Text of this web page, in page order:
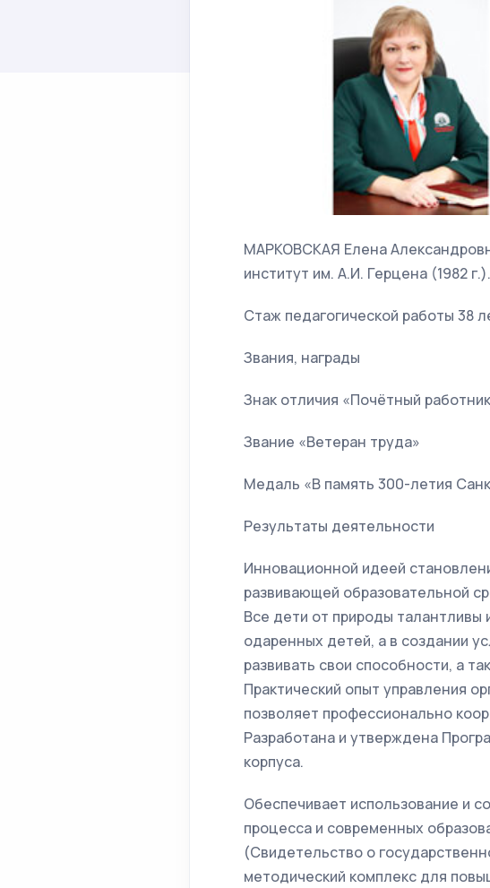
МАРКОВСКАЯ Елена
институт им. А.И. Герцена (1982
Стаж педагогической работы 38
Звания, награды
Знак отличия «Почётный
Звание «Ветеран труда»
Медаль «В память 300-летия
Результаты деятельности
Инновационной идеей
развивающей образовательной
Все дети от природы талантливы
одаренных детей, а в создании
развивать свои способности, а
Практический опыт управления
позволяет профессионально
Разработана и утверждена
корпуса.
Обеспечивает использование и
процесса и современных
(Свидетельство о
методический комплекс для